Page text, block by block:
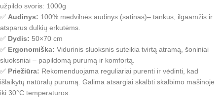
užpildo svoris: 1000g
✅ Audinys: 100% medvilnės audinys (satinas)– tankus, ilgaamžis ir
atsparus dulkių erkutėms.
✅ Dydis: 50×70 cm
✅ Ergonomiška: Vidurinis sluoksnis suteikia tvirtą atramą, šoniniai
sluoksniai – papildomą purumą ir komfortą.
✅ Priežiūra: Rekomenduojama reguliariai purenti ir vėdinti, kad
išlaikytų natūralų purumą. Galima atsargiai skalbti skalbimo mašinoje
iki 30°C temperatūros.